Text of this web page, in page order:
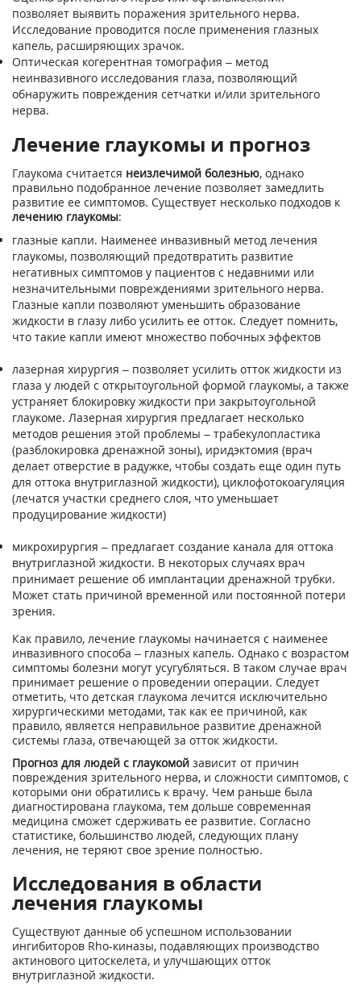
позволяет выявить поражения зрительного нерва.
Исследование проводится после применения глазных
капель, расширяющих зрачок.
Оптическая когерентная томография – метод
неинвазивного исследования глаза, позволяющий
обнаружить повреждения сетчатки и/или зрительного
нерва.
Лечение глаукомы и прогноз
Глаукома считается неизлечимой болезнью, однако
правильно подобранное лечение позволяет замедлить
развитие ее симптомов. Существует несколько подходов к
лечению глаукомы:
глазные капли. Наименее инвазивный метод лечения
глаукомы, позволяющий предотвратить развитие
негативных симптомов у пациентов с недавними или
незначительными повреждениями зрительного нерва.
Глазные капли позволяют уменьшить образование
жидкости в глазу либо усилить ее отток. Следует помнить,
что такие капли имеют множество побочных эффектов
лазерная хирургия – позволяет усилить отток жидкости из
глаза у людей с открытоугольной формой глаукомы, а также
устраняет блокировку жидкости при закрытоугольной
глаукоме. Лазерная хирургия предлагает несколько
методов решения этой проблемы – трабекулопластика
(разблокировка дренажной зоны), иридэктомия (врач
делает отверстие в радужке, чтобы создать еще один путь
для оттока внутриглазной жидкости), циклофотокоагуляция
(лечатся участки среднего слоя, что уменьшает
продуцирование жидкости)
микрохирургия – предлагает создание канала для оттока
внутриглазной жидкости. В некоторых случаях врач
принимает решение об имплантации дренажной трубки.
Может стать причиной временной или постоянной потери
зрения.
Как правило, лечение глаукомы начинается с наименее
инвазивного способа – глазных капель. Однако с возрастом
симптомы болезни могут усугубляться. В таком случае врач
принимает решение о проведении операции. Следует
отметить, что детская глаукома лечится исключительно
хирургическими методами, так как ее причиной, как
правило, является неправильное развитие дренажной
системы глаза, отвечающей за отток жидкости.
Прогноз для людей с глаукомой зависит от причин
повреждения зрительного нерва, и сложности симптомов, с
которыми они обратились к врачу. Чем раньше была
диагностирована глаукома, тем дольше современная
медицина сможет сдерживать ее развитие. Согласно
статистике, большинство людей, следующих плану
лечения, не теряют свое зрение полностью.
Исследования в области
лечения глаукомы
Существуют данные об успешном использовании
ингибиторов Rhо-киназы, подавляющих производство
актинового цитоскелета, и улучшающих отток
внутриглазной жидкости.